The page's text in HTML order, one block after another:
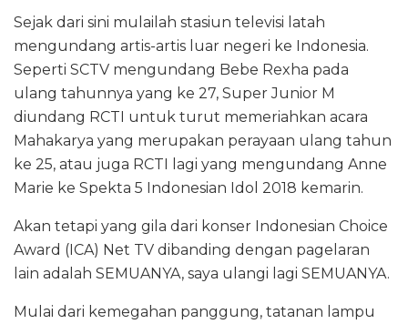
Sejak dari sini mulailah stasiun televisi latah
mengundang artis-artis luar negeri ke Indonesia.
Seperti SCTV mengundang Bebe Rexha pada
ulang tahunnya yang ke 27, Super Junior M
diundang RCTI untuk turut memeriahkan acara
Mahakarya yang merupakan perayaan ulang tahun
ke 25, atau juga RCTI lagi yang mengundang Anne
Marie ke Spekta 5 Indonesian Idol 2018 kemarin.
Akan tetapi yang gila dari konser Indonesian Choice
Award (ICA) Net TV dibanding dengan pagelaran
lain adalah SEMUANYA, saya ulangi lagi SEMUANYA.
Mulai dari kemegahan panggung, tatanan lampu